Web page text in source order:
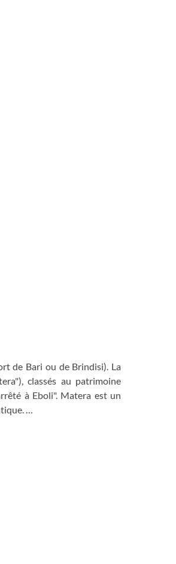
de Bari ou de Brindisi). La
classés au patrimoine
à Eboli". Matera est un